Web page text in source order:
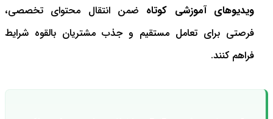
ویدیوهای آموزشی کوتاه ضمن انتقال محتوای تخصصی،
فرصتی برای تعامل مستقیم و جذب مشتریان بالقوه شرایط
فراهم کنند.